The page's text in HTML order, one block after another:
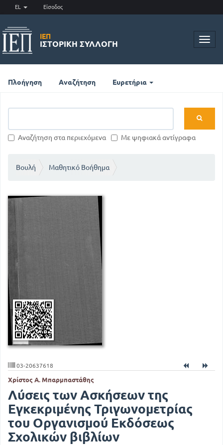
EL Είσοδος
ΙΕΠ
ΙΣΤΟΡΙΚΉ ΣΥΛΛΟΓΉ
Πλοήγηση Αναζήτηση Ευρετήρια
Αναζήτηση στα περιεχόμενα Με ψηφιακά αντίγραφα
Βουλή Μαθητικό Βοήθημα
03-20637618
Χρίστος Α. Μπαρμπαστάθης
Λύσεις των Ασκήσεων της
Εγκεκριμένης Τριγωνομετρίας
του Οργανισμού Εκδόσεως
Σχολικών βιβλίων